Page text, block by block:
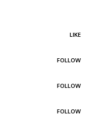
LIKE
FOLLOW
FOLLOW
FOLLOW